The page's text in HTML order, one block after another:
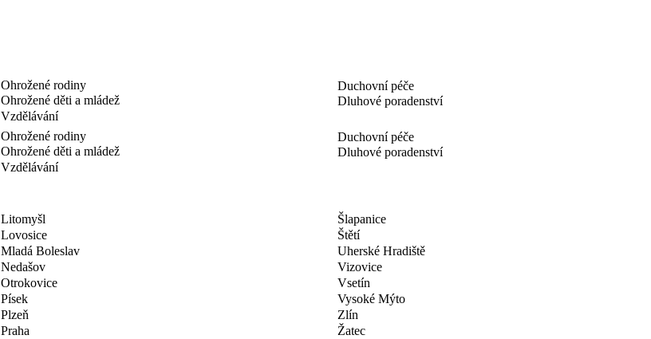
Ohrožené rodiny
Ohrožené děti a mládež
Vzdělávání
Duchovní péče
Dluhové poradenství
Ohrožené rodiny
Ohrožené děti a mládež
Vzdělávání
Duchovní péče
Dluhové poradenství
Litomyšl
Lovosice
Mladá Boleslav
Nedašov
Otrokovice
Písek
Plzeň
Praha
Šlapanice
Štětí
Uherské Hradiště
Vizovice
Vsetín
Vysoké Mýto
Zlín
Žatec